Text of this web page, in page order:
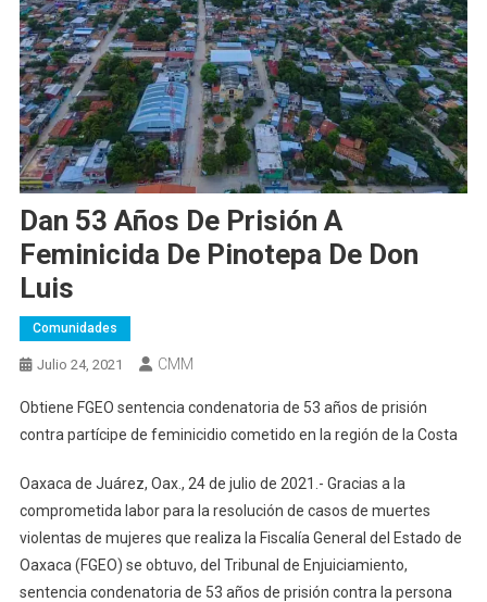
Dan 53 Años De Prisión A
Feminicida De Pinotepa De Don
Luis
Comunidades
Julio 24, 2021 CMM
Obtiene FGEO sentencia condenatoria de 53 años de prisión
contra partícipe de feminicidio cometido en la región de la Costa
Oaxaca de Juárez, Oax., 24 de julio de 2021.- Gracias a la
comprometida labor para la resolución de casos de muertes
violentas de mujeres que realiza la Fiscalía General del Estado de
Oaxaca (FGEO) se obtuvo, del Tribunal de Enjuiciamiento,
sentencia condenatoria de 53 años de prisión contra la persona